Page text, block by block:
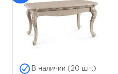
В наличии (20 шт.)